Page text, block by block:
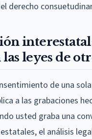
derecho
leyes de
de una
a las grabaciones
usted graba una
el análisis